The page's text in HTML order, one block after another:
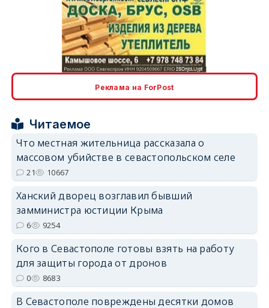
erid: 2SDnjdvhGXG
Реклама на ForPost
Читаемое
Что местная жительница рассказала о
массовом убийстве в севастопольском селе
21 10667
Ханский дворец возглавил бывший
замминистра юстиции Крыма
6 9254
Кого в Севастополе готовы взять на работу
для защиты города от дронов
0 8683
В Севастополе повреждены десятки домов